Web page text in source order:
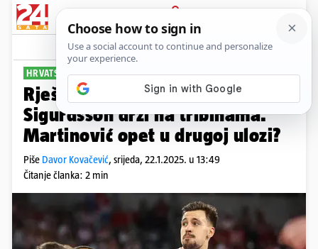
PRIJAVA
Sport Komentari
HRVATSKA - ZELENORTSKI OTOCI (18.00) PLUS+
Rješenje za hrvatske probleme
Sigurdsson drži na tribinama.
Martinović opet u drugoj ulozi?
Piše Davor Kovačević, srijeda, 22.1.2025. u 13:49
Čitanje članka: 2 min